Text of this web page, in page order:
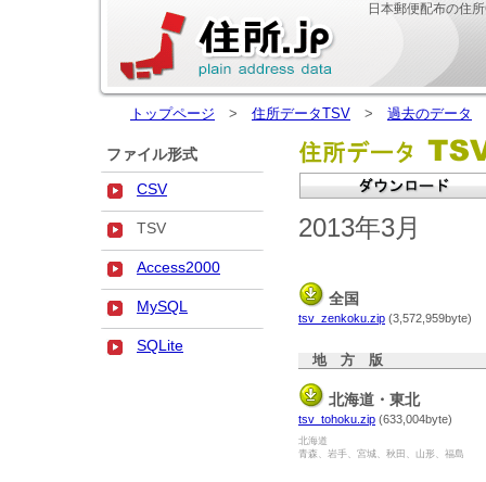
日本郵便配布の住
トップページ > 住所データTSV > 過去のデータ
ファイル形式
CSV
TSV
Access2000
MySQL
SQLite
2013年3月
全国
tsv_zenkoku.zip (3,572,959byte)
地 方 版
北海道・東北
tsv_tohoku.zip (633,004byte)
北海道
青森、岩手、宮城、秋田、山形、福島